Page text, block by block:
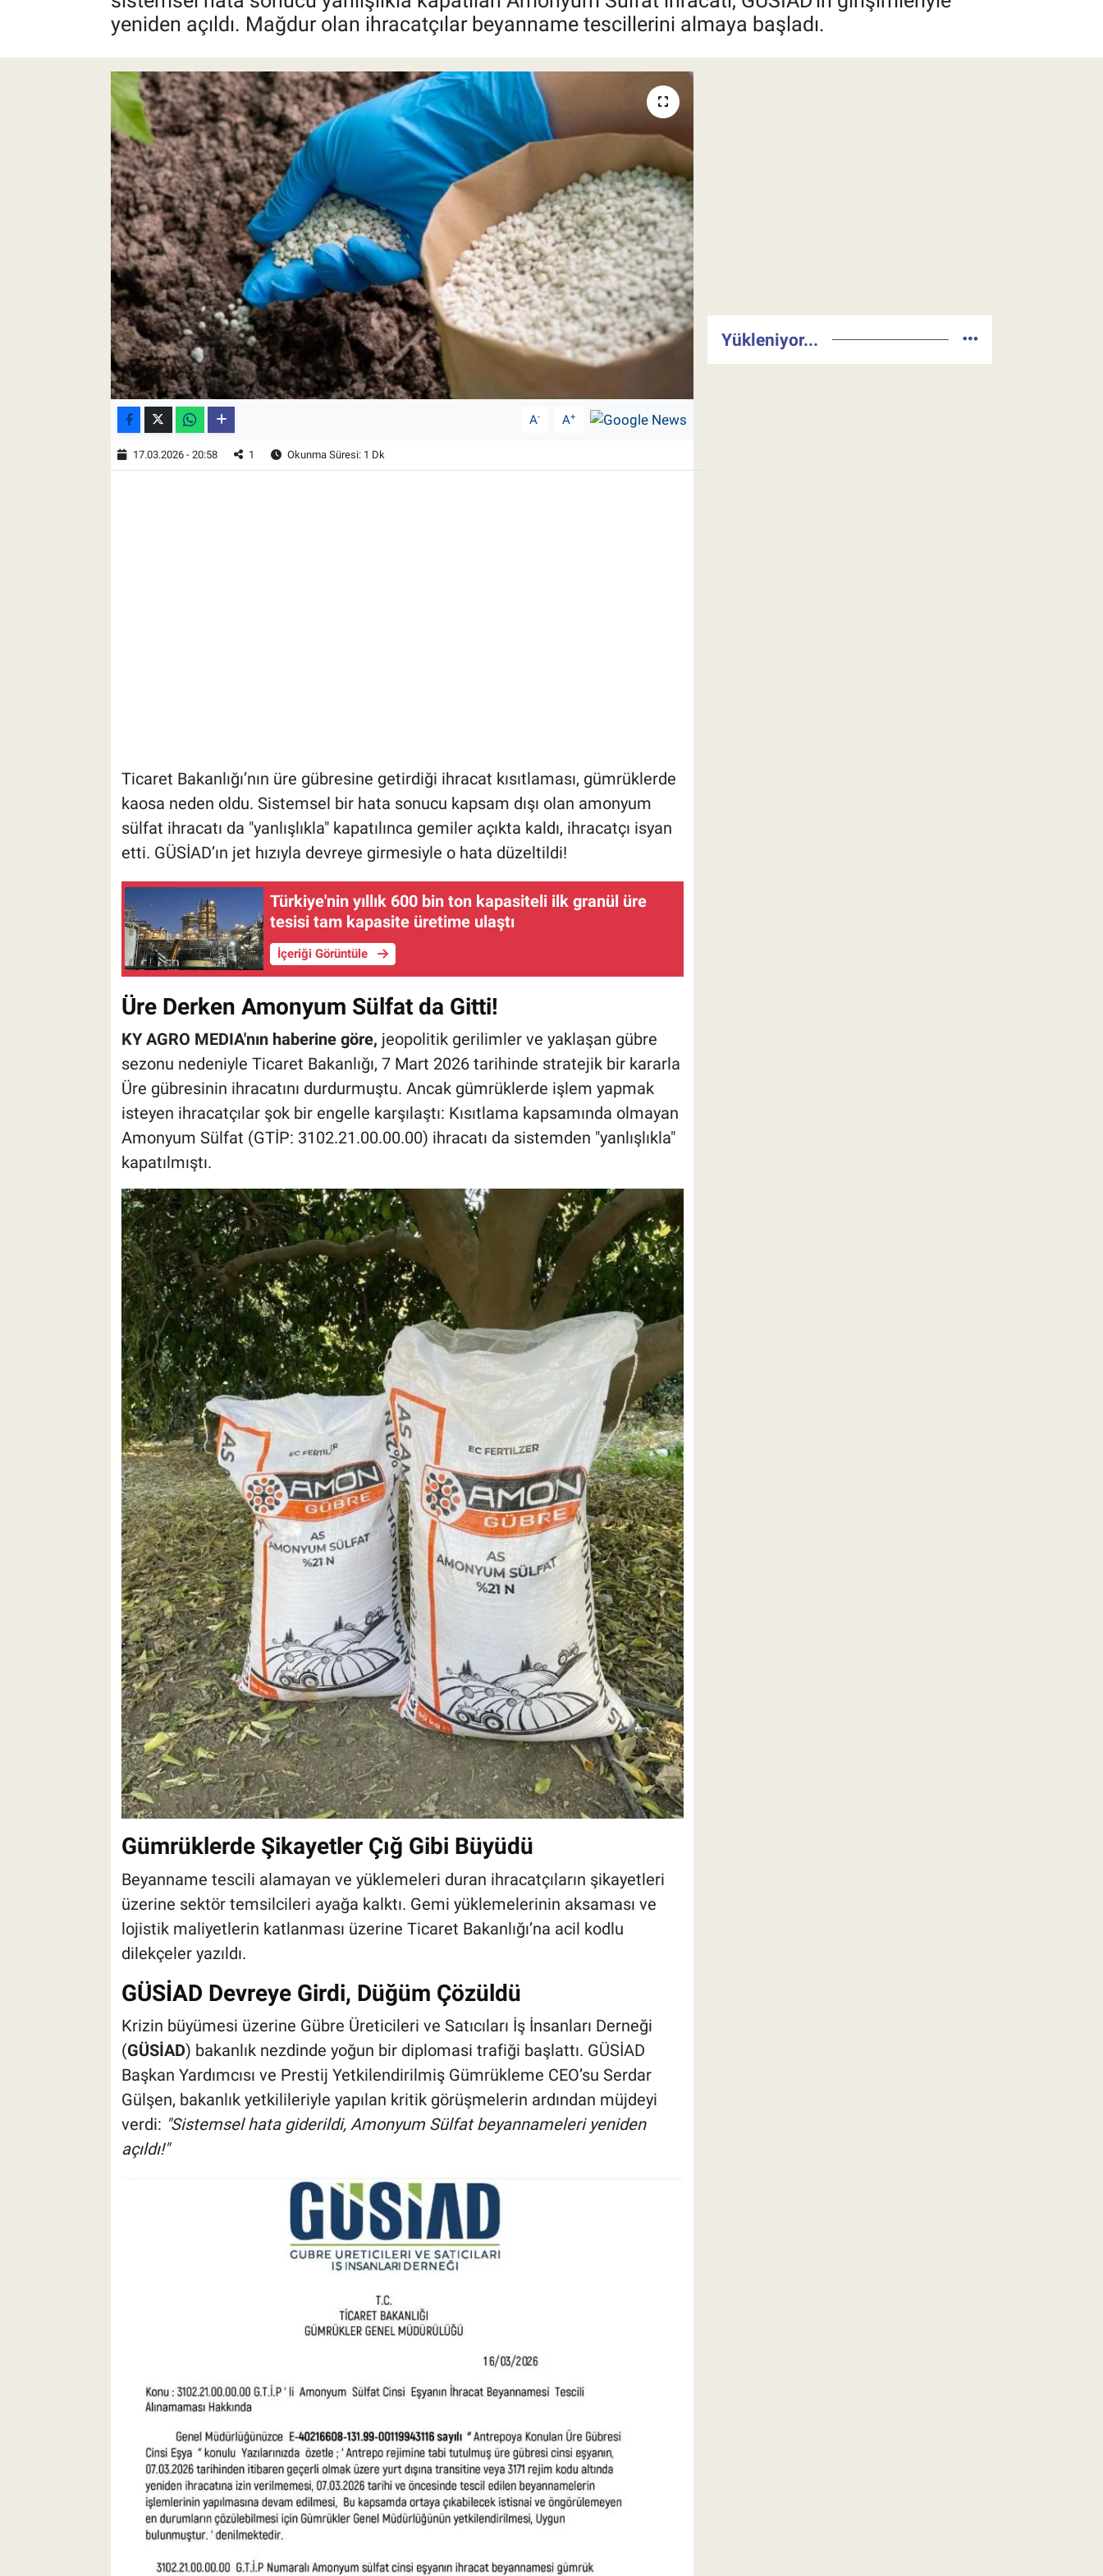
yeniden açıldı. Mağdur olan ihracatçılar beyanname tescillerini almaya başladı.
A- A+
17.03.2026 - 20:58 1 Okunma Süresi: 1 Dk
Ticaret Bakanlığı’nın üre gübresine getirdiği ihracat kısıtlaması, gümrüklerde
kaosa neden oldu. Sistemsel bir hata sonucu kapsam dışı olan amonyum
sülfat ihracatı da "yanlışlıkla" kapatılınca gemiler açıkta kaldı, ihracatçı isyan
etti. GÜSİAD’ın jet hızıyla devreye girmesiyle o hata düzeltildi!
Türkiye'nin yıllık 600 bin ton kapasiteli ilk granül üre
tesisi tam kapasite üretime ulaştı
İçeriği Görüntüle
Üre Derken Amonyum Sülfat da Gitti!
KY AGRO MEDIA'nın haberine göre, jeopolitik gerilimler ve yaklaşan gübre
sezonu nedeniyle Ticaret Bakanlığı, 7 Mart 2026 tarihinde stratejik bir kararla
Üre gübresinin ihracatını durdurmuştu. Ancak gümrüklerde işlem yapmak
isteyen ihracatçılar şok bir engelle karşılaştı: Kısıtlama kapsamında olmayan
Amonyum Sülfat (GTİP: 3102.21.00.00.00) ihracatı da sistemden "yanlışlıkla"
kapatılmıştı.
Gümrüklerde Şikayetler Çığ Gibi Büyüdü
Beyanname tescili alamayan ve yüklemeleri duran ihracatçıların şikayetleri
üzerine sektör temsilcileri ayağa kalktı. Gemi yüklemelerinin aksaması ve
lojistik maliyetlerin katlanması üzerine Ticaret Bakanlığı’na acil kodlu
dilekçeler yazıldı.
GÜSİAD Devreye Girdi, Düğüm Çözüldü
Krizin büyümesi üzerine Gübre Üreticileri ve Satıcıları İş İnsanları Derneği
(GÜSİAD) bakanlık nezdinde yoğun bir diplomasi trafiği başlattı. GÜSİAD
Başkan Yardımcısı ve Prestij Yetkilendirilmiş Gümrükleme CEO’su Serdar
Gülşen, bakanlık yetkilileriyle yapılan kritik görüşmelerin ardından müjdeyi
verdi: "Sistemsel hata giderildi, Amonyum Sülfat beyannameleri yeniden
açıldı!"
Yükleniyor...
Pankobirlik
Et fiyatları
Tarım Bilgisi
Yetiştirici Soruyor
Dünyada Tarım
Üretici Birlikleri
Şeker ve Şekerli Mamüller
Tahıllar ve Baklagiller